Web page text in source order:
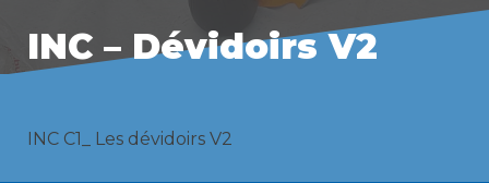
INC – Dévidoirs V2
INC C1_ Les dévidoirs V2